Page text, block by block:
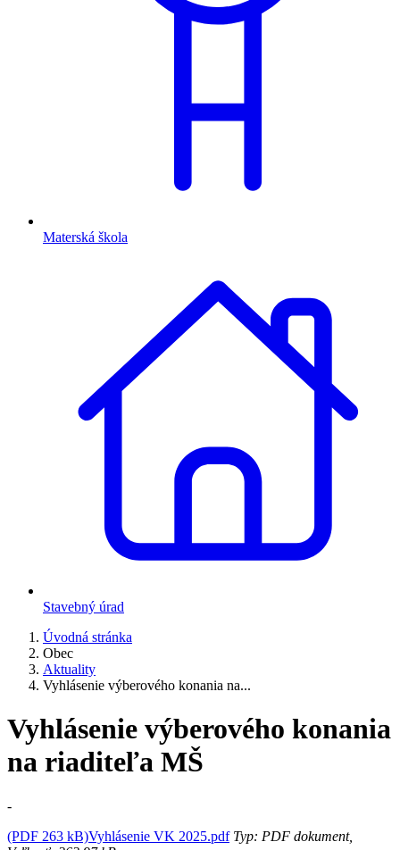
Materská škola
Stavebný úrad
Úvodná stránka
Obec
Aktuality
Vyhlásenie výberového konania na...
Vyhlásenie výberového konania
na riaditeľa MŠ
-
(PDF 263 kB)Vyhlásenie VK 2025.pdfTyp: PDF dokument,